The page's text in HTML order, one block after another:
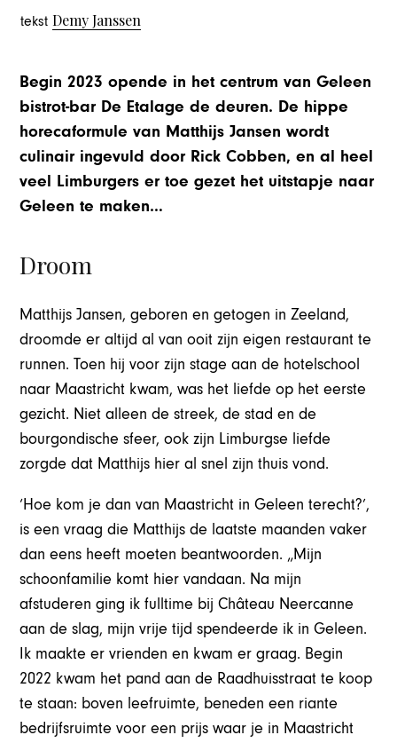
tekstDemy Janssen
Begin 2023 opende in het centrum van Geleen
bistrot-bar De Etalage de deuren. De hippe
horecaformule van Matthijs Jansen wordt
culinair ingevuld door Rick Cobben, en al heel
veel Limburgers er toe gezet het uitstapje naar
Geleen te maken…
Droom
Matthijs Jansen, geboren en getogen in Zeeland,
droomde er altijd al van ooit zijn eigen restaurant te
runnen. Toen hij voor zijn stage aan de hotelschool
naar Maastricht kwam, was het liefde op het eerste
gezicht. Niet alleen de streek, de stad en de
bourgondische sfeer, ook zijn Limburgse liefde
zorgde dat Matthijs hier al snel zijn thuis vond.
‘Hoe kom je dan van Maastricht in Geleen terecht?’,
is een vraag die Matthijs de laatste maanden vaker
dan eens heeft moeten beantwoorden. „Mijn
schoonfamilie komt hier vandaan. Na mijn
afstuderen ging ik fulltime bij Château Neercanne
aan de slag, mijn vrije tijd spendeerde ik in Geleen.
Ik maakte er vrienden en kwam er graag. Begin
2022 kwam het pand aan de Raadhuisstraat te koop
te staan: boven leefruimte, beneden een riante
bedrijfsruimte voor een prijs waar je in Maastricht